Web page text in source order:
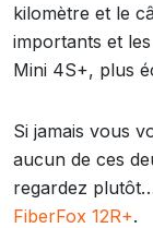
kilomètre et le
importants et
Mini 4S+, plus
Si jamais vous
aucun de ces
regardez
FiberFox 12R+.